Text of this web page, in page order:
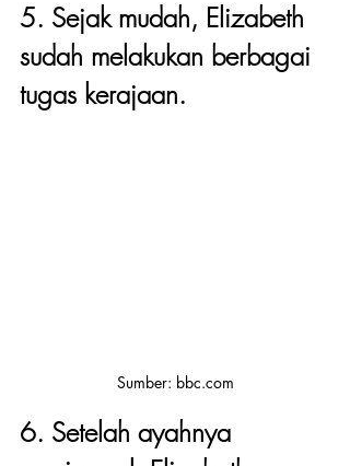
5. Sejak mudah, Elizabeth
sudah melakukan berbagai
tugas kerajaan.
Sumber: bbc.com
6. Setelah ayahnya